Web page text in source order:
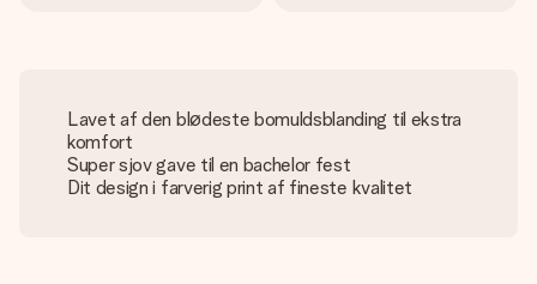
Lavet af den blødeste bomuldsblanding til ekstra
komfort
Super sjov gave til en bachelor fest
Dit design i farverig print af fineste kvalitet